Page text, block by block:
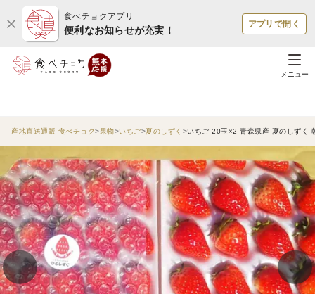
食べチョクアプリ
便利なお知らせが充実！
アプリで開く
メニュー
産地直送通販 食べチョク 果物 いちご 夏のしずく いちご 20玉×2 青森県産 夏のしずく